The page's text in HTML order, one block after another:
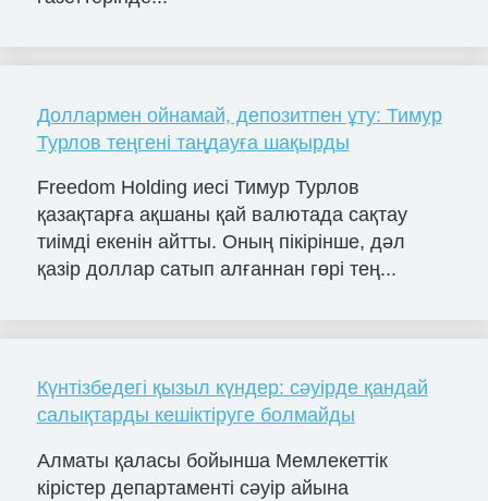
Доллармен ойнамай, депозитпен ұту: Тимур
Турлов теңгені таңдауға шақырды
Freedom Holding иесі Тимур Турлов
қазақтарға ақшаны қай валютада сақтау
тиімді екенін айтты. Оның пікірінше, дәл
қазір доллар сатып алғаннан гөрі тең...
Күнтізбедегі қызыл күндер: сәуірде қандай
салықтарды кешіктіруге болмайды
Алматы қаласы бойынша Мемлекеттік
кірістер департаменті сәуір айына